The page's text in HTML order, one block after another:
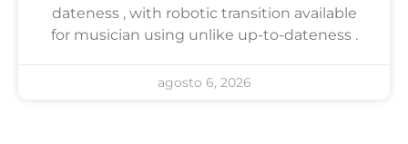
dateness , with robotic transition available
for musician using unlike up-to-dateness .
agosto 6, 2026